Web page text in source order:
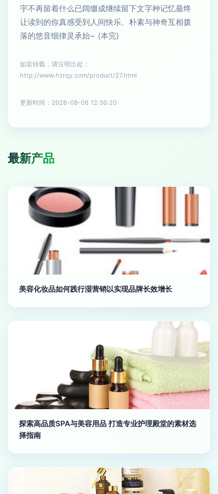
宇不再留着什么已阔缀成继续留下文字种记忆最终
让读到的你真感受到人间快乐、朴素与神奇互相拨
落的悠音细律灵承始~ (本完)
如若转载，请注明出处：
http://www.hzrqy.com/product/27.html
更新时间：2026-08-06 12:36:20
最新产品
美容化妆品如何践行湿营销以实现品牌长效增长
探索高品质SPA与美容用品 打造专业护理殿堂的素材选
择指南